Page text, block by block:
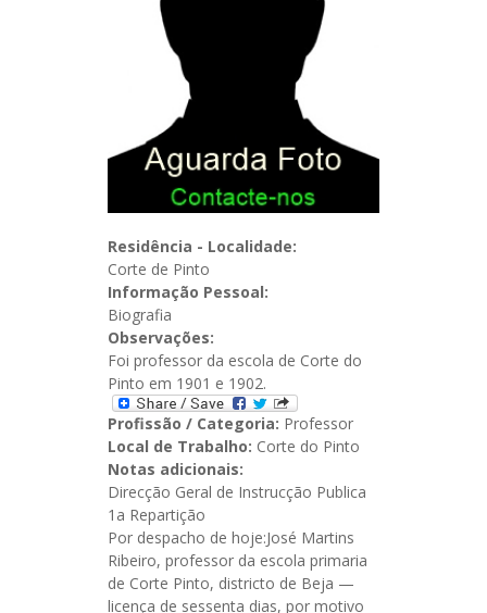
Residência - Localidade:
Corte de Pinto
Informação Pessoal:
Biografia
Observações:
Foi professor da escola de Corte do
Pinto em 1901 e 1902.
Profissão / Categoria: Professor
Local de Trabalho: Corte do Pinto
Notas adicionais:
Direcção Geral de Instrucção Publica
1a Repartição
Por despacho de hoje:José Martins
Ribeiro, professor da escola primaria
de Corte Pinto, districto de Beja —
licença de sessenta dias, por motivo